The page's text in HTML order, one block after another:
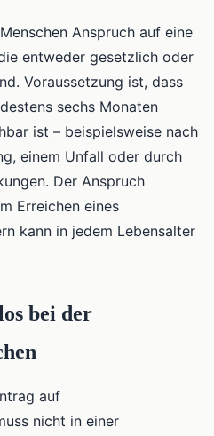
Anspruch auf eine
entweder gesetzlich oder
Voraussetzung ist, dass
sechs Monaten
ist – beispielsweise nach
einem Unfall oder durch
Der Anspruch
Erreichen eines
kann in jedem Lebensalter
bei der
auf
nicht in einer